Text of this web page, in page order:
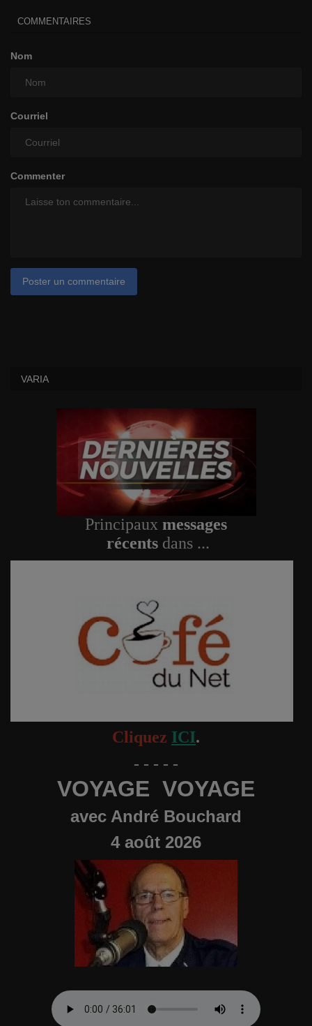
COMMENTAIRES
Nom
Courriel
Commenter
Poster un commentaire
VARIA
Principaux messages
récents dans ...
Cliquez ICI.
- - - - -
VOYAGE VOYAGE
avec André Bouchard
4 août 2026